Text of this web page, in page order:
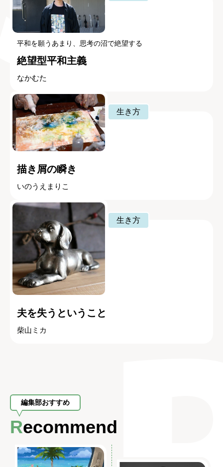
平和を願うあまり、思考の沼で絶望する
絶望型平和主義
なかむた
生き方
描き屑の瞬き
いのうえまりこ
生き方
夫を失うということ
柴山ミカ
編集部おすすめ
Recommend